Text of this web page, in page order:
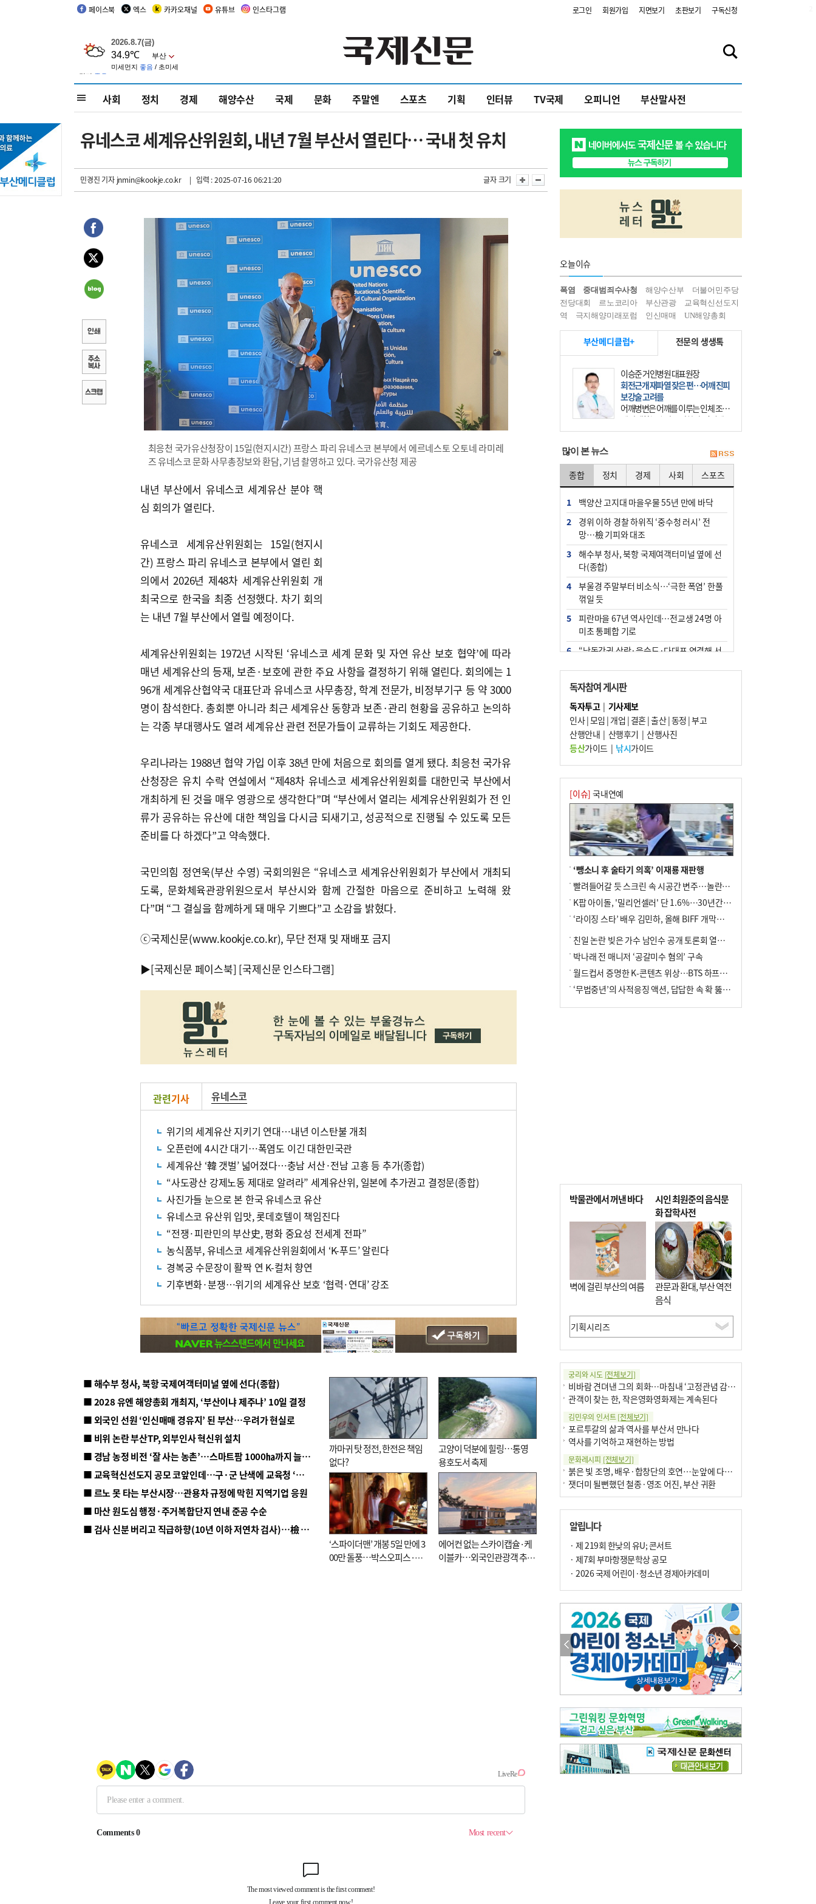
페이스북 엑스 카카오채널 유튜브 인스타그램 로그인 회원가입 지면보기 초판보기 구독신청
사회 정치 경제 해양수산 국제 문화 주말엔 스포츠 기획 인터뷰 TV국제 오피니언 부산말사전
유네스코 세계유산위원회, 내년 7월 부산서 열린다… 국내 첫 유치
민경진 기자jnmin@kookje.co.kr | 입력 : 2025-07-16 06:21:20 글자 크기
최응천 국가유산청장이 15일(현지시간) 프랑스 파리 유네스코 본부에서 에르네스토 오토네 라미레
즈 유네스코 문화 사무총장보와 환담, 기념 촬영하고 있다. 국가유산청 제공
내년 부산에서 유네스코 세계유산 분야 핵
심 회의가 열린다.
유네스코 세계유산위원회는 15일(현지시
간) 프랑스 파리 유네스코 본부에서 열린 회
의에서 2026년 제48차 세계유산위원회 개
최국으로 한국을 최종 선정했다. 차기 회의
는 내년 7월 부산에서 열릴 예정이다.
세계유산위원회는 1972년 시작된 ‘유네스코 세계 문화 및 자연 유산 보호 협약’에 따라
매년 세계유산의 등재, 보존·보호에 관한 주요 사항을 결정하기 위해 열린다. 회의에는 1
96개 세계유산협약국 대표단과 유네스코 사무총장, 학계 전문가, 비정부기구 등 약 3000
명이 참석한다. 총회뿐 아니라 최근 세계유산 동향과 보존·관리 현황을 공유하고 논의하
는 각종 부대행사도 열려 세계유산 관련 전문가들이 교류하는 기회도 제공한다.
우리나라는 1988년 협약 가입 이후 38년 만에 처음으로 회의를 열게 됐다. 최응천 국가유
산청장은 유치 수락 연설에서 “제48차 유네스코 세계유산위원회를 대한민국 부산에서
개최하게 된 것을 매우 영광으로 생각한다”며 “부산에서 열리는 세계유산위원회가 전 인
류가 공유하는 유산에 대한 책임을 다시금 되새기고, 성공적으로 진행될 수 있도록 모든
준비를 다 하겠다”고 약속했다.
국민의힘 정연욱(부산 수영) 국회의원은 “유네스코 세계유산위원회가 부산에서 개최되
도록, 문화체육관광위원으로서 부산시와 함께 간절한 마음으로 준비하고 노력해 왔
다”며 “그 결실을 함께하게 돼 매우 기쁘다”고 소감을 밝혔다.
ⓒ국제신문(www.kookje.co.kr), 무단 전재 및 재배포 금지
▶[국제신문 페이스북] [국제신문 인스타그램]
관련기사 유네스코
위기의 세계유산 지키기 연대…내년 이스탄불 개최
오픈런에 4시간 대기…폭염도 이긴 대한민국관
세계유산 ‘韓 갯벌’ 넓어졌다…충남 서산·전남 고흥 등 추가(종합)
“사도광산 강제노동 제대로 알려라” 세계유산위, 일본에 추가권고 결정문(종합)
사진가들 눈으로 본 한국 유네스코 유산
유네스코 유산위 입맛, 롯데호텔이 책임진다
“전쟁·피란민의 부산史, 평화 중요성 전세계 전파”
농식품부, 유네스코 세계유산위원회에서 ‘K-푸드’ 알린다
경복궁 수문장이 활짝 연 K-컬처 향연
기후변화·분쟁…위기의 세계유산 보호 ‘협력·연대’ 강조
■ 해수부 청사, 북항 국제여객터미널 옆에 선다(종합)
■ 2028 유엔 해양총회 개최지, ‘부산이냐 제주냐’ 10일 결정
■ 외국인 선원 ‘인신매매 경유지’ 된 부산…우려가 현실로
■ 비위 논란 부산TP, 외부인사 혁신위 설치
■ 경남 농정 비전 ‘잘 사는 농촌’…스마트팜 1000㏊까지 늘린다
■ 교육혁신선도지 공모 코앞인데…구·군 난색에 교육청 ‘쩔쩔’
■ 르노 못 타는 부산시장…관용차 규정에 막힌 지역기업 응원
■ 마산 원도심 행정·주거복합단지 연내 준공 수순
■ 검사 신분 버리고 직급하향(10년 이하 저연차 검사)…檢 중수청행 기피
까마귀 탓 정전, 한전은 책임
없다?
고양이 덕분에 힐링…통영
용호도서 축제
‘스파이더맨’ 개봉 5일 만에 3
00만 돌풍…박스오피스·예
에어컨 없는 스카이캡슐·케
이블카…외국인관광객 추억
오늘이슈
폭염 중대범죄수사청 해양수산부
더불어민주당
전당대회
르노코리아 부산관광
교육혁신선도지
역
극지해양미래포럼 인신매매 UN해양총회
부산메디클럽+ 전문의 생생톡
이승준 거인병원 대표원장
회전근개 재파열 잦은 편…어깨 진피
보강술 고려를
어깨병변은 어깨를 이루는 인체 조직
에 발생하는 손상을 말한다. 여기에
는 오십견과 회전근개 증후군, 어깨
많이 본 뉴스
종합 정치 경제 사회 스포츠
1
백양산 고지대 마을우물 55년 만에 바닥
2
경위 이하 경찰 하위직 ‘중수청 러시’ 전
망…檢 기피와 대조
3
해수부 청사, 북항 국제여객터미널 옆에 선
다(종합)
4
부울경 주말부터 비소식…‘극한 폭염’ 한풀
꺾일 듯
5
피란마을 67년 역사인데…전교생 24명 아
미초 통폐합 기로
6
“낙동강권 삼락·을숙도·다대포 연결해 서
7
오늘의 날씨- 2026년 8월 7일
8
외국인 선원 ‘인신매매 경유지’ 된 부산…
우려가 현실로
9
[사설] 해수부 신청사 북항으로 확정, 해양
수도 도약의 전환점
10 르노 못 타는 부산시장…관용차 규정에 막
힌 지역기업 응원
독자참여 게시판
독자투고| 기사제보
인사|모임 | 개업 | 결혼|출산|동정 |부고
산행안내 | 산행후기 | 산행사진
등산가이드| 낚시가이드
[이슈] 국내연예
‘뺑소니 후 술타기 의혹’ 이재룡 재판행
빨려들어갈 듯 스크린 속 시공간 변주…놀란의 메시지는 ‘전쟁 속죄’
K팝 아이돌, '밀리언셀러' 단 1.6%…30년간 등장 1182개팀 전수조사
‘라이징 스타’ 배우 김민하, 올해 BIFF 개막식 사회자 확정
친일 논란 빚은 가수 남인수 공개 토론회 열린다.
박나래 전 매니저 ‘공갈미수 혐의’ 구속
월드컵서 증명한 K-콘텐츠 위상…BTS 하프타임쇼·정호연 트로피 세리머니
‘무법중년’의 사적응징 액션, 답답한 속 확 뚫어주네
박물관에서 꺼낸 바다
벽에 걸린 부산의 여름
시인 최원준의 음식문
화 잡학사전
관문과 환대, 부산 역전
음식
궁리와 시도 [전체보기]
비바람 견뎌낸 그의 회화…마침내 ‘고정관념 감옥’서 해방
관객이 찾는 한, 작은영화영화제는 계속된다
김민우의 인서트[전체보기]
포르투갈의 삶과 역사를 부산서 만나다
역사를 기억하고 재현하는 방법
문화레시피 [전체보기]
붉은 빛 조명, 배우·합창단의 호연…눈앞에 다가온 부산오페라하우스
잿더미 될뻔했던 철종·영조 어진, 부산 귀환
현실의 고통, 은유의 詩로 담다 外
달구비·여우비…다양한 비 이름 外
박현주의 책 이야기[전체보기]
세계유산 ‘한국의 갯벌’ 얼마나 알고 있나요
문재필-여름_저녁무렵의호수
이 한편의 시조[전체보기]
참선 /오기환
고향 /김진규
주말 영화 박스오피스[전체보기]
‘스파이더맨’ 개봉 5일 만에 300만 돌풍…박스오피스·예매율 동시 1위
‘호프’ 개봉 11일 만에 관객 300만…‘스파이더맨’ 예매율 68.8% 1위
오늘의 운세- [전체보기]
오늘의 운세- 2026년 8월 6일 (음 6월 24일)
오늘의 운세- 2026년 8월 5일 (음 6월 23일)
조해훈의 고전 속 이 문장 [전체보기]
입추 지났는데도 덥다며 신유안에게 보낸 박규수의 편지
알립니다
· 제 219회 한낮의 유U; 콘서트
· 제7회 부마항쟁문학상 공모
· 2026 국제 어린이·청소년 경제아카데미